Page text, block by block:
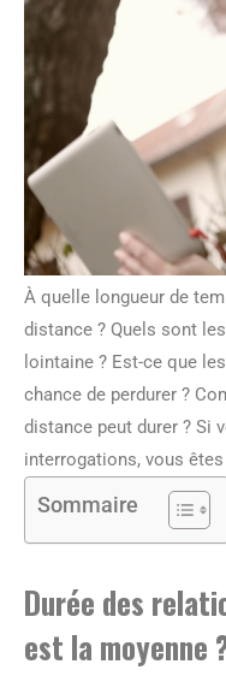
À quelle longueur de
distance ? Quels sont
lointaine ? Est-ce que
chance de perdurer ?
distance peut durer ? Si
interrogations, vous
Sommaire
Durée des
est la moyenne